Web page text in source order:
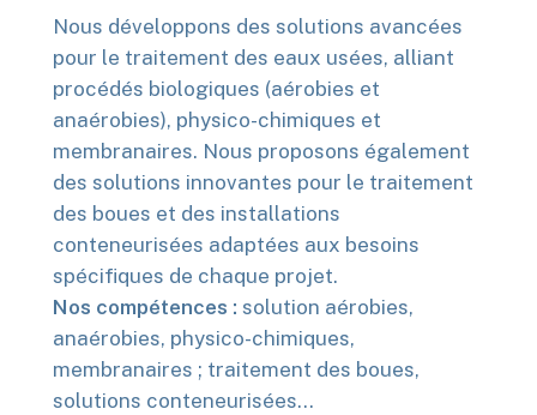
Nous développons des solutions avancées
pour le traitement des eaux usées, alliant
procédés biologiques (aérobies et
anaérobies), physico-chimiques et
membranaires. Nous proposons également
des solutions innovantes pour le traitement
des boues et des installations
conteneurisées adaptées aux besoins
spécifiques de chaque projet.
Nos compétences : solution aérobies,
anaérobies, physico-chimiques,
membranaires ; traitement des boues,
solutions conteneurisées…